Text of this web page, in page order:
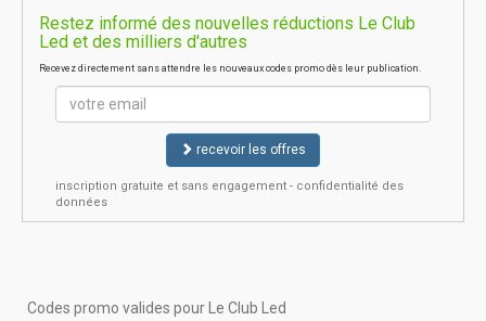
Restez informé des nouvelles réductions Le Club
Led et des milliers d'autres
Recevez directement sans attendre les nouveaux codes promo dès leur publication.
recevoir les offres
inscription gratuite et sans engagement - confidentialité des
données
Codes promo valides pour Le Club Led